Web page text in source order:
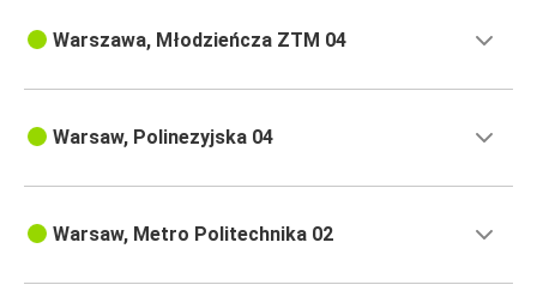
Warszawa, Młodzieńcza ZTM 04
Warsaw, Polinezyjska 04
Warsaw, Metro Politechnika 02